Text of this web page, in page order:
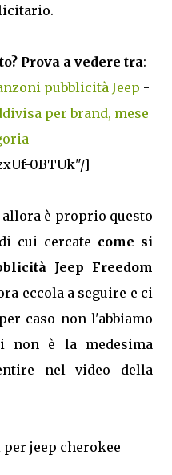
Prova a vedere tra:
pubblicità Jeep -
per brand, mese
0BTUk"/]
allora è proprio questo
cui cercate come si
Jeep Freedom
eccola a seguire e ci
caso non l'abbiamo
non è la medesima
nel video della